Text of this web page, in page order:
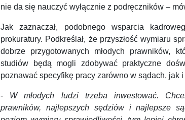
nie da się nauczyć wyłącznie z podręczników –
Jak zaznaczał, podobnego wsparcia
prokuratury. Podkreślał, że przyszłość wymiaru
dobrze przygotowanych młodych prawników,
studiów będą mogli zdobywać praktyczne
poznawać specyfikę pracy zarówno w sądach, jak
- W młodych ludzi trzeba inwestować.
prawników, najlepszych sędziów i najlepsze